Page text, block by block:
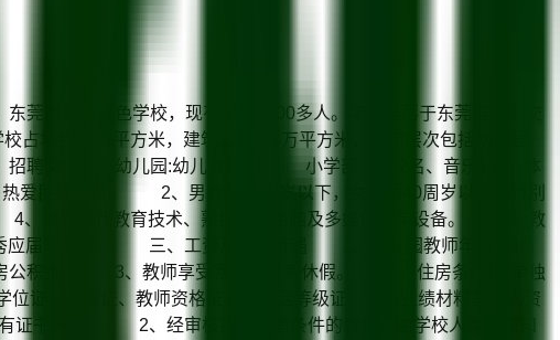
市科普特色学校，现有学生3900多人。学校坐落于东莞与深圳交
占地约13万平方米，建筑面积约8万平方米，办学层次包括幼儿园、
招聘岗位 幼儿园:幼儿教师3名 小学部:数学2名、音乐1名、体
办教育。 2、男教师45周岁以下，女教师40周岁以下。特别
、熟悉现代教育技术、熟练操作电脑及多媒体教学设备。 5、教
应届毕业生。 三、工资及福利待遇 1、幼儿园教师年薪7-9
房公积金。 3、教师享受寒暑假带薪休假。 4、住房条件好(单独
职称证、教师资格证、普通话等级证、有关业绩材料等个人资
证书原件。 2、经审核符合招聘条件的教师，由学校人事组通知